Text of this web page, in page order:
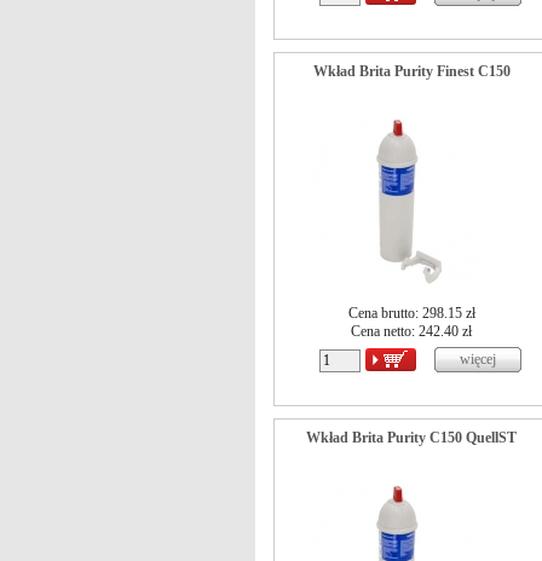
Wkład Brita Purity Finest C150
Cena brutto: 298.15 zł
Cena netto: 242.40 zł
Wkład Brita Purity C150 QuellST